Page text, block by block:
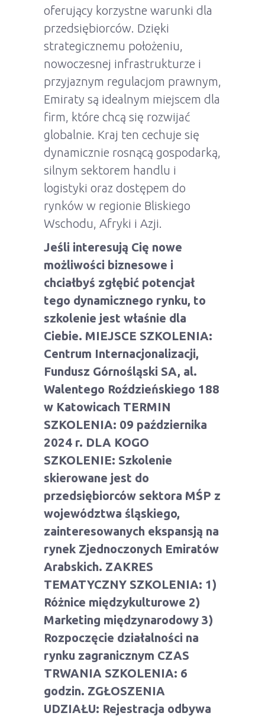
oferujący korzystne warunki dla
przedsiębiorców. Dzięki
strategicznemu położeniu,
nowoczesnej infrastrukturze i
przyjaznym regulacjom prawnym,
Emiraty są idealnym miejscem dla
firm, które chcą się rozwijać
globalnie. Kraj ten cechuje się
dynamicznie rosnącą gospodarką,
silnym sektorem handlu i
logistyki oraz dostępem do
rynków w regionie Bliskiego
Wschodu, Afryki i Azji.
Jeśli interesują Cię nowe
możliwości biznesowe i
chciałbyś zgłębić potencjał
tego dynamicznego rynku, to
szkolenie jest właśnie dla
Ciebie. MIEJSCE SZKOLENIA:
Centrum Internacjonalizacji,
Fundusz Górnośląski SA, al.
Walentego Roździeńskiego 188
w Katowicach TERMIN
SZKOLENIA: 09 października
2024 r. DLA KOGO
SZKOLENIE: Szkolenie
skierowane jest do
przedsiębiorców sektora MŚP z
województwa śląskiego,
zainteresowanych ekspansją na
rynek Zjednoczonych Emiratów
Arabskich. ZAKRES
TEMATYCZNY SZKOLENIA: 1)
Różnice międzykulturowe 2)
Marketing międzynarodowy 3)
Rozpoczęcie działalności na
rynku zagranicznym CZAS
TRWANIA SZKOLENIA: 6
godzin. ZGŁOSZENIA
UDZIAŁU: Rejestracja odbywa